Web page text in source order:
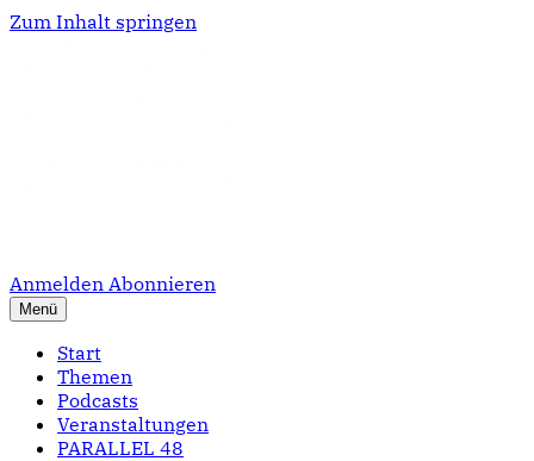
Zum Inhalt springen
Anmelden Abonnieren
Menü
Start
Themen
Podcasts
Veranstaltungen
PARALLEL 48